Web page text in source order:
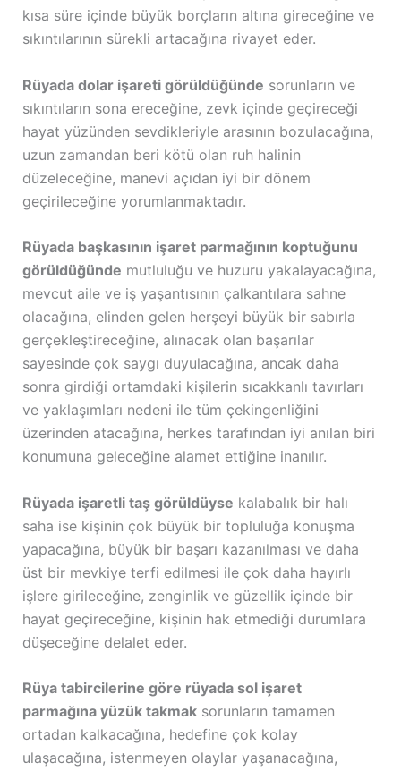
kısa süre içinde büyük borçların altına gireceğine ve
sıkıntılarının sürekli artacağına rivayet eder.
Rüyada dolar işareti görüldüğünde sorunların ve
sıkıntıların sona ereceğine, zevk içinde geçireceği
hayat yüzünden sevdikleriyle arasının bozulacağına,
uzun zamandan beri kötü olan ruh halinin
düzeleceğine, manevi açıdan iyi bir dönem
geçirileceğine yorumlanmaktadır.
Rüyada başkasının işaret parmağının koptuğunu
görüldüğünde mutluluğu ve huzuru yakalayacağına,
mevcut aile ve iş yaşantısının çalkantılara sahne
olacağına, elinden gelen herşeyi büyük bir sabırla
gerçekleştireceğine, alınacak olan başarılar
sayesinde çok saygı duyulacağına, ancak daha
sonra girdiği ortamdaki kişilerin sıcakkanlı tavırları
ve yaklaşımları nedeni ile tüm çekingenliğini
üzerinden atacağına, herkes tarafından iyi anılan biri
konumuna geleceğine alamet ettiğine inanılır.
Rüyada işaretli taş görüldüyse kalabalık bir halı
saha ise kişinin çok büyük bir topluluğa konuşma
yapacağına, büyük bir başarı kazanılması ve daha
üst bir mevkiye terfi edilmesi ile çok daha hayırlı
işlere girileceğine, zenginlik ve güzellik içinde bir
hayat geçireceğine, kişinin hak etmediği durumlara
düşeceğine delalet eder.
Rüya tabircilerine göre rüyada sol işaret
parmağına yüzük takmaksorunların tamamen
ortadan kalkacağına, hedefine çok kolay
ulaşacağına, istenmeyen olaylar yaşanacağına,